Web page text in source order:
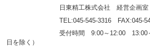
日東精工株式会社 経営企画室 マ
TEL:045-545-3316 FAX:045-
受付時間 9:00～12:00 13:00～
日を除く）